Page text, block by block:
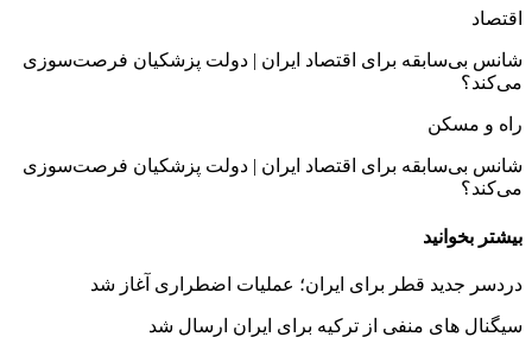
اقتصاد
شانس بی‌سابقه برای اقتصاد ایران | دولت پزشکیان فرصت‌سوزی
می‌کند؟
راه و مسکن
شانس بی‌سابقه برای اقتصاد ایران | دولت پزشکیان فرصت‌سوزی
می‌کند؟
بیشتر بخوانید
دردسر جدید قطر برای ایران؛ عملیات اضطراری آغاز شد
سیگنال‌ های منفی از ترکیه برای ایران ارسال شد